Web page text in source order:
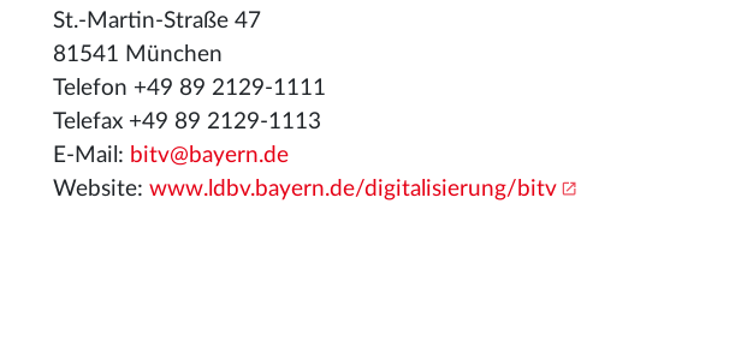
St.-Martin-Straße 47
81541 München
Telefon +49 89 2129-1111
Telefax +49 89 2129-1113
E-Mail: bitv@bayern.de
Website: www.ldbv.bayern.de/digitalisierung/bitv